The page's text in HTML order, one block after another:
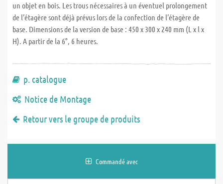
un objet en bois. Les trous nécessaires à un éventuel prolongement
de l’étagère sont déjà prévus lors de la confection de l’étagère de
base. Dimensions de la version de base : 450 x 300 x 240 mm (L x l x
H). A partir de la 6°, 6 heures.
p. catalogue
Notice de Montage
Retour vers le groupe de produits
Commandé avec